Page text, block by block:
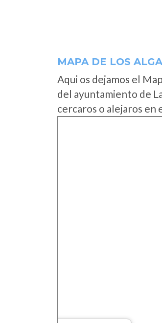
MAPA DE LOS
Aqui os dejamos el
del ayuntamiento de
cercaros o alejaros en